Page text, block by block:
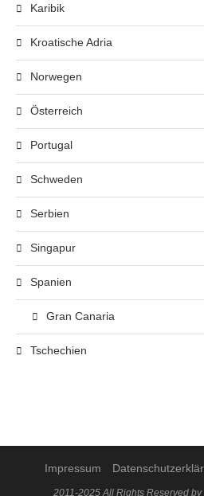
Karibik
Kroatische Adria
Norwegen
Österreich
Portugal
Schweden
Serbien
Singapur
Spanien
Gran Canaria
Tschechien
Impressum
2011-2025 All Rights Reserved